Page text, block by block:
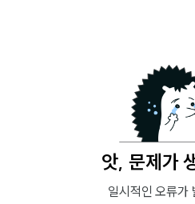
앗, 문제가
일시적인 오류가